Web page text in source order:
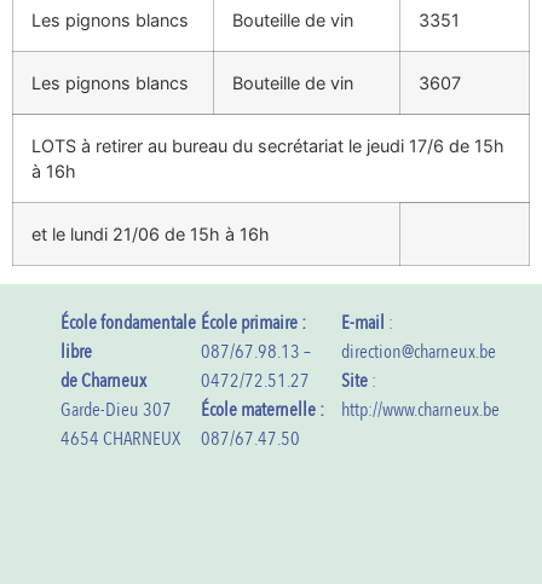
Les pignons blancs Bouteille de vin 3351
Les pignons blancs Bouteille de vin 3607
LOTS à retirer au bureau du secrétariat le jeudi 17/6 de 15h
à 16h
et le lundi 21/06 de 15h à 16h
École fondamentale
libre
de Charneux
Garde-Dieu 307
4654 CHARNEUX
École primaire :
087/67.98.13 –
0472/72.51.27
École maternelle :
087/67.47.50
E-mail :
direction@charneux.be
Site:
http://www.charneux.be